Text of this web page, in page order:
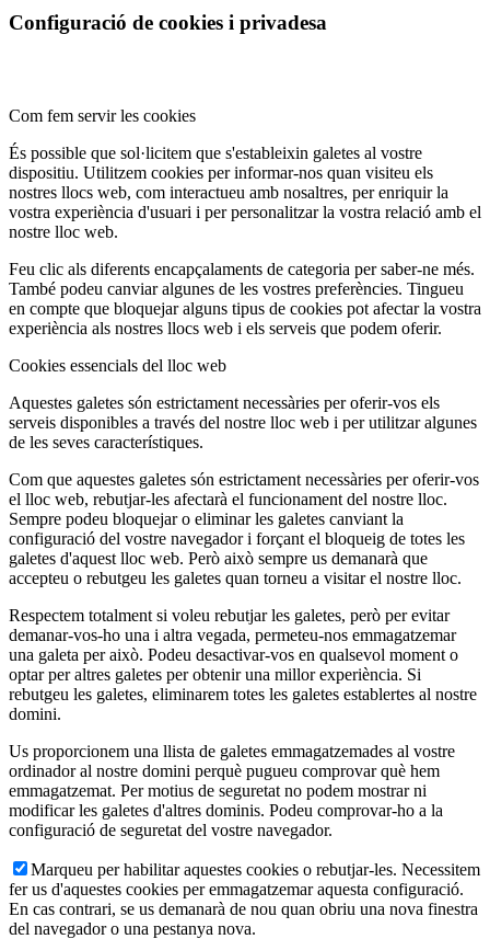
Configuració de cookies i privadesa
Com fem servir les cookies
És possible que sol·licitem que s'estableixin galetes al vostre
dispositiu. Utilitzem cookies per informar-nos quan visiteu els
nostres llocs web, com interactueu amb nosaltres, per enriquir la
vostra experiència d'usuari i per personalitzar la vostra relació amb el
nostre lloc web.
Feu clic als diferents encapçalaments de categoria per saber-ne més.
També podeu canviar algunes de les vostres preferències. Tingueu
en compte que bloquejar alguns tipus de cookies pot afectar la vostra
experiència als nostres llocs web i els serveis que podem oferir.
Cookies essencials del lloc web
Aquestes galetes són estrictament necessàries per oferir-vos els
serveis disponibles a través del nostre lloc web i per utilitzar algunes
de les seves característiques.
Com que aquestes galetes són estrictament necessàries per oferir-vos
el lloc web, rebutjar-les afectarà el funcionament del nostre lloc.
Sempre podeu bloquejar o eliminar les galetes canviant la
configuració del vostre navegador i forçant el bloqueig de totes les
galetes d'aquest lloc web. Però això sempre us demanarà que
accepteu o rebutgeu les galetes quan torneu a visitar el nostre lloc.
Respectem totalment si voleu rebutjar les galetes, però per evitar
demanar-vos-ho una i altra vegada, permeteu-nos emmagatzemar
una galeta per això. Podeu desactivar-vos en qualsevol moment o
optar per altres galetes per obtenir una millor experiència. Si
rebutgeu les galetes, eliminarem totes les galetes establertes al nostre
domini.
Us proporcionem una llista de galetes emmagatzemades al vostre
ordinador al nostre domini perquè pugueu comprovar què hem
emmagatzemat. Per motius de seguretat no podem mostrar ni
modificar les galetes d'altres dominis. Podeu comprovar-ho a la
configuració de seguretat del vostre navegador.
Marqueu per habilitar aquestes cookies o rebutjar-les. Necessitem
fer us d'aquestes cookies per emmagatzemar aquesta configuració.
En cas contrari, se us demanarà de nou quan obriu una nova finestra
del navegador o una pestanya nova.